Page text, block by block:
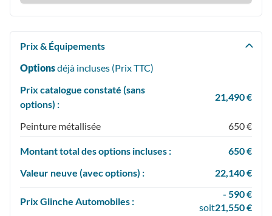
Prix & Équipements
Optionsdéjà incluses (PrixTTC)
Prix catalogue constaté (sans
options) :
21,490 €
Peinture métallisée 650 €
Montant total des options incluses :
650 €
Valeur neuve (avec options) :
22,140 €
Prix Glinche Automobiles :
- 590 €
soit21,550 €